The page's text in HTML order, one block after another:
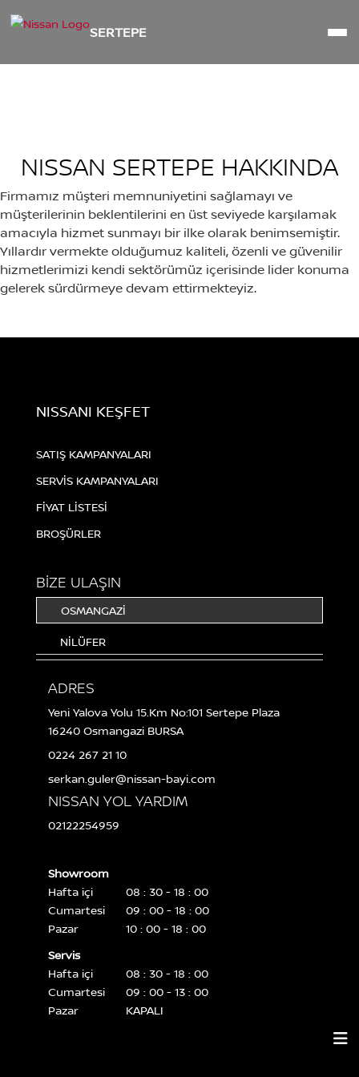
SERTEPE
NISSAN SERTEPE HAKKINDA
Firmamız müşteri memnuniyetini sağlamayı ve
müşterilerinin beklentilerini en üst seviyede karşılamak
amacıyla hizmet sunmayı bir ilke olarak benimsemiştir.
Yıllardır vermekte olduğumuz kaliteli, özenli ve güvenilir
hizmetlerimizi kendi sektörümüz içerisinde lider konuma
gelerek sürdürmeye devam ettirmekteyiz.
NISSANI KEŞFET
SATIŞ KAMPANYALARI
SERVİS KAMPANYALARI
FİYAT LİSTESİ
BROŞÜRLER
BİZE ULAŞIN
OSMANGAZİ
NİLÜFER
ADRES
Yeni Yalova Yolu 15.Km No:101 Sertepe Plaza
16240 Osmangazi BURSA
0224 267 21 10
serkan.guler@nissan-bayi.com
NISSAN YOL YARDIM
02122254959
Showroom
Hafta içi
08 : 30 - 18 : 00
Cumartesi
09 : 00 - 18 : 00
Pazar
10 : 00 - 18 : 00
Servis
Hafta içi
08 : 30 - 18 : 00
Cumartesi
09 : 00 - 13 : 00
Pazar
KAPALI